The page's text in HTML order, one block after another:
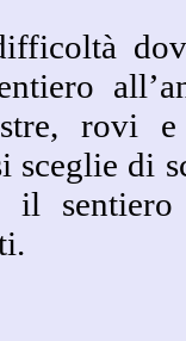
rovi e
sceglie di
il